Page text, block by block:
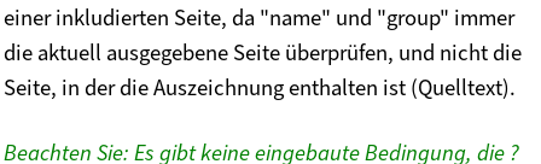
einer inkludierten Seite, da "name" und "group" immer
die aktuell ausgegebene Seite überprüfen, und nicht die
Seite, in der die Auszeichnung enthalten ist (Quelltext).
Beachten Sie: Es gibt keine eingebaute Bedingung, die ?